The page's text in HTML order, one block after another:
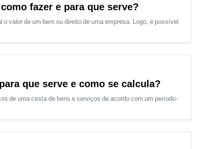
fazer e para que serve?
valor de um bem ou direito de uma empresa. Logo, é possível
que serve e como se calcula?
de uma cesta de bens e serviços de acordo com um período-